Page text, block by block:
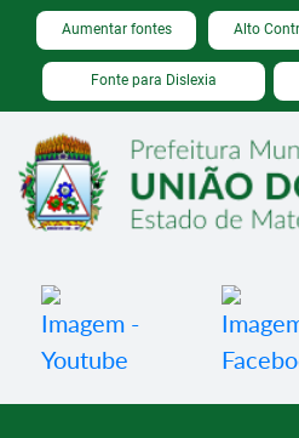
Seção de atalhos e
Ir para o conteúdo
Ir para o menu [alt+2]
Ir para a busca [alt+3]
Ir para o rodapé [alt+4]
Aumentar fontes Alto
Fonte para Dislexia